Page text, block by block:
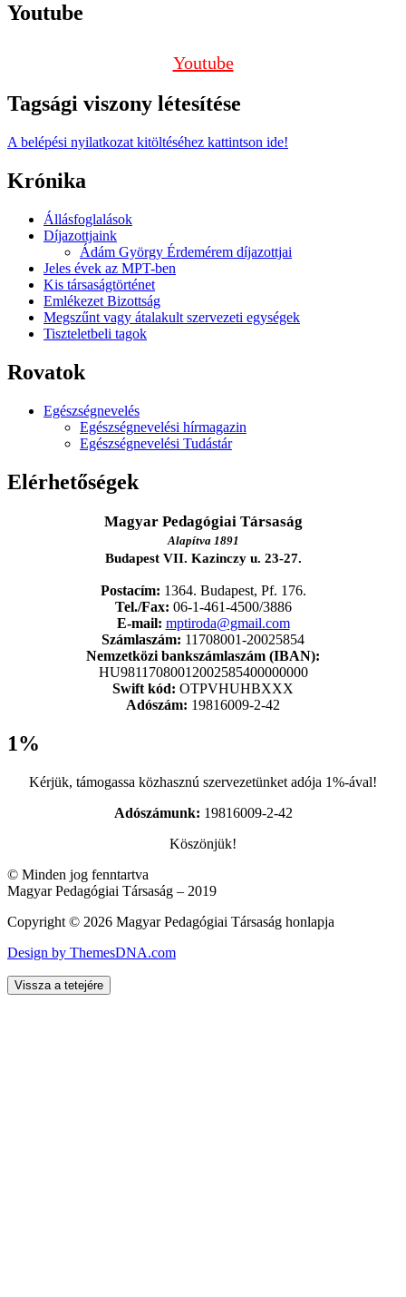
Youtube
Youtube
Tagsági viszony létesítése
A belépési nyilatkozat kitöltéséhez kattintson ide!
Krónika
Állásfoglalások
Díjazottjaink
Ádám György Érdemérem díjazottjai
Jeles évek az MPT-ben
Kis társaságtörténet
Emlékezet Bizottság
Megszűnt vagy átalakult szervezeti egységek
Tiszteletbeli tagok
Rovatok
Egészségnevelés
Egészségnevelési hírmagazin
Egészségnevelési Tudástár
Elérhetőségek
Magyar Pedagógiai Társaság
Alapítva 1891
Budapest VII. Kazinczy u. 23-27.
Postacím: 1364. Budapest, Pf. 176.
Tel./Fax: 06-1-461-4500/3886
E-mail: mptiroda@gmail.com
Számlaszám: 11708001-20025854
Nemzetközi bankszámlaszám (IBAN):
HU98117080012002585400000000
Swift kód: OTPVHUHBXXX
Adószám: 19816009-2-42
1%
Kérjük, támogassa közhasznú szervezetünket adója 1%-ával!
Adószámunk: 19816009-2-42
Köszönjük!
© Minden jog fenntartva
Magyar Pedagógiai Társaság – 2019
Copyright © 2026 Magyar Pedagógiai Társaság honlapja
Design by ThemesDNA.com
Vissza a tetejére